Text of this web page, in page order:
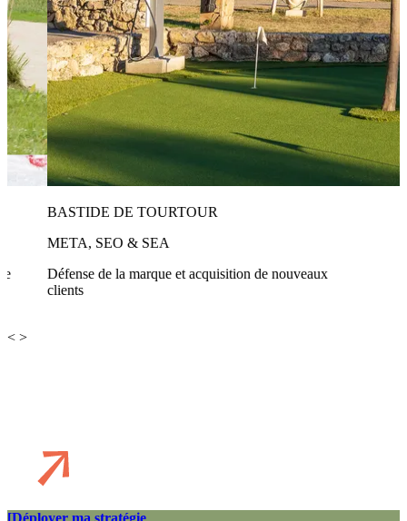
BASTIDE DE TOURTOUR
META, SEO & SEA
Défense de la marque et acquisition de nouveaux
clients
< >
[Déployer ma stratégie